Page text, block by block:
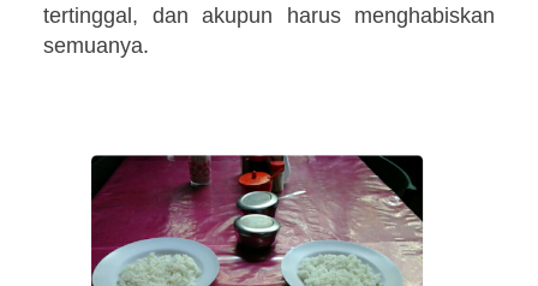
tertinggal, dan akupun harus menghabiskan
semuanya.